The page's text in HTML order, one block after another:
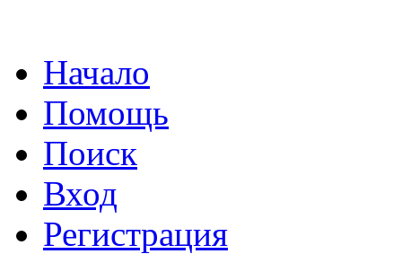
Начало
Помощь
Поиск
Вход
Регистрация